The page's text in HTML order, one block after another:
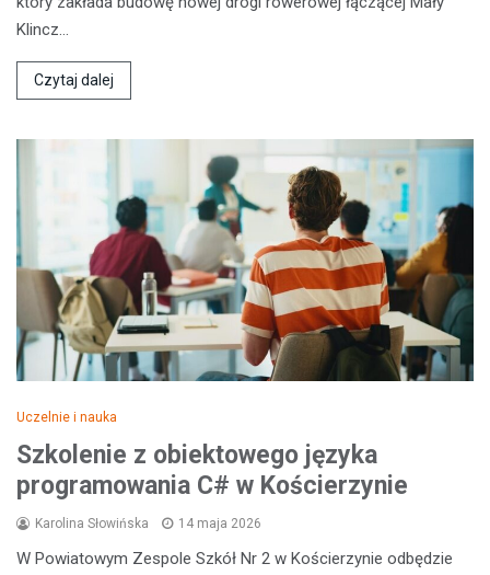
Klincz…
Czytaj dalej
Uczelnie i nauka
Szkolenie z obiektowego języka
programowania C# w Kościerzynie
Karolina Słowińska 14 maja 2026
W Powiatowym Zespole Szkół Nr 2 w Kościerzynie odbędzie